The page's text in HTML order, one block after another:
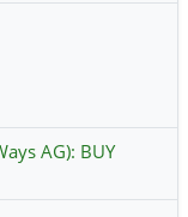
AG): BUY